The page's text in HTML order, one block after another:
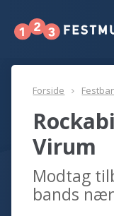
Forside
Virum
Modtag
bands